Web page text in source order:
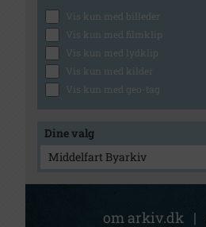
Vis kun med billeder
Vis kun med filmklip
Vis kun med lydklip
Vis kun med kilder
Vis kun med geo-tag
Dine valg
Middelfart Byarkiv
om arkiv.dk |